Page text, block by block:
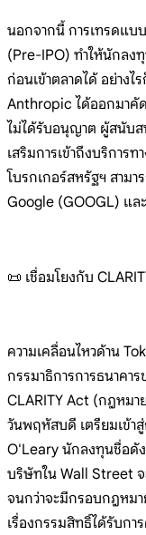
นอกจากนี้ การเทรดแบ
(Pre-IPO) ทำให้นักลง
ก่อนเข้าตลาดได้ อย่าง
Anthropic ได้ออกมาคั
ไม่ได้รับอนุญาต ผู้สนับส
เสริมการเข้าถึงบริการ
โบรกเกอร์สหรัฐฯ สาม
Google (GOOGL) แล
📜 เชื่อมโยงกับ
ความเคลื่อนไหวด้าน
กรรมาธิการการธนาคา
CLARITY Act (กฎหมา
วันพฤหัสบดี เตรียมเข้า
O'Leary นักลงทุนชื่อดัง
บริษัทใน Wall Street
จนกว่าจะมีกรอบกฎหมา
เรื่องกรรมสิทธิ์ได้รับกา